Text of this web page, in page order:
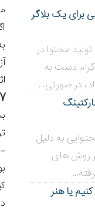
۷. دوز دارو چگونه برای
برای یک بلاگر
محتوا در
دست به
در صورتی...
به دلیل
روش های
کنیم یا هنر